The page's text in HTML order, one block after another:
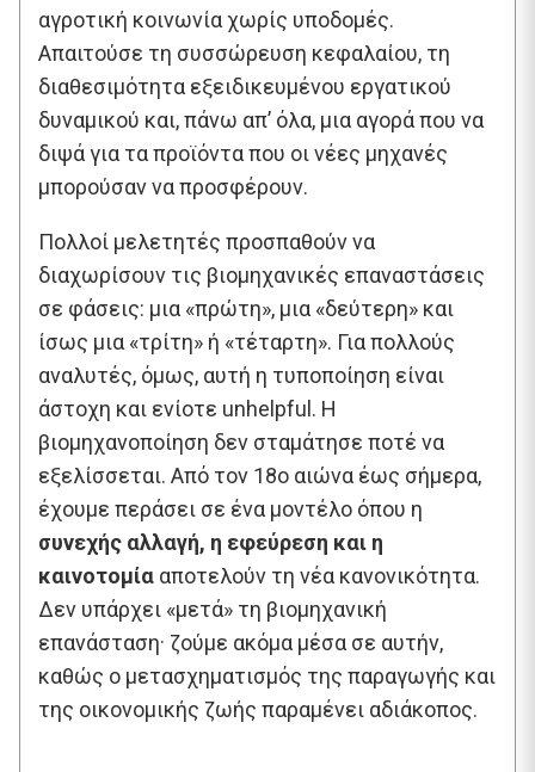
αγροτική κοινωνία χωρίς υποδομές.
Απαιτούσε τη συσσώρευση κεφαλαίου, τη
διαθεσιμότητα εξειδικευμένου εργατικού
δυναμικού και, πάνω απ’ όλα, μια αγορά που να
διψά για τα προϊόντα που οι νέες μηχανές
μπορούσαν να προσφέρουν.
Πολλοί μελετητές προσπαθούν να
διαχωρίσουν τις βιομηχανικές επαναστάσεις
σε φάσεις: μια «πρώτη», μια «δεύτερη» και
ίσως μια «τρίτη» ή «τέταρτη». Για πολλούς
αναλυτές, όμως, αυτή η τυποποίηση είναι
άστοχη και ενίοτε unhelpful. Η
βιομηχανοποίηση δεν σταμάτησε ποτέ να
εξελίσσεται. Από τον 18ο αιώνα έως σήμερα,
έχουμε περάσει σε ένα μοντέλο όπου η
συνεχής αλλαγή, η εφεύρεση και η
καινοτομία αποτελούν τη νέα κανονικότητα.
Δεν υπάρχει «μετά» τη βιομηχανική
επανάσταση· ζούμε ακόμα μέσα σε αυτήν,
καθώς ο μετασχηματισμός της παραγωγής και
της οικονομικής ζωής παραμένει αδιάκοπος.